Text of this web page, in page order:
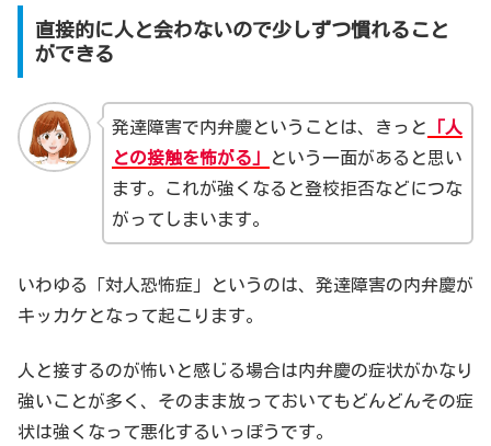
直接的に人と会わないので少しずつ慣れること
ができる
発達障害で内弁慶ということは、きっと 「人
との接触を怖がる」
という一面があると思い
ます。これが強くなると登校拒否などにつな
がってしまいます。
いわゆる「対人恐怖症」というのは、発達障害の内弁慶が
キッカケとなって起こります。
人と接するのが怖いと感じる場合は内弁慶の症状がかなり
強いことが多く、そのまま放っておいてもどんどんその症
状は強くなって悪化するいっぽうです。